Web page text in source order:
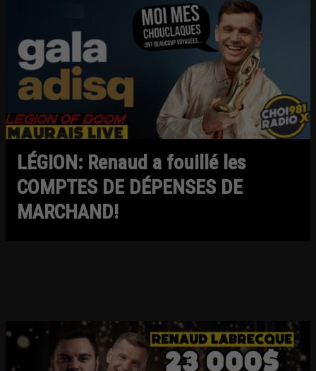
LÉGION: Renaud a fouillé les
COMPTES DE DÉPENSES DE
MARCHAND!